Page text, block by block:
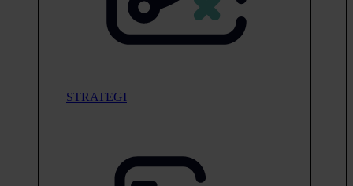
STRATEGI